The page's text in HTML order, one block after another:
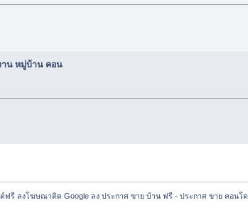
าน หมู่บ้าน คอน
รี ลงโฆษณาติด Google ลง ประกาศ ขาย บ้าน ฟรี - ประกาศ ขาย คอนโด